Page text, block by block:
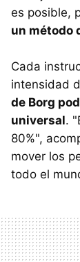
es posible,
un método
Cada
intensidad
de Borg
universal.
80%",
mover los
todo el